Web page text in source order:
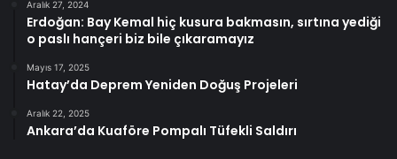
Aralık 27, 2024
Erdoğan: Bay Kemal hiç kusura bakmasın, sırtına yediği
o paslı hançeri biz bile çıkaramayız
Mayıs 17, 2025
Hatay’da Deprem Yeniden Doğuş Projeleri
Aralık 22, 2025
Ankara’da Kuaföre Pompalı Tüfekli Saldırı